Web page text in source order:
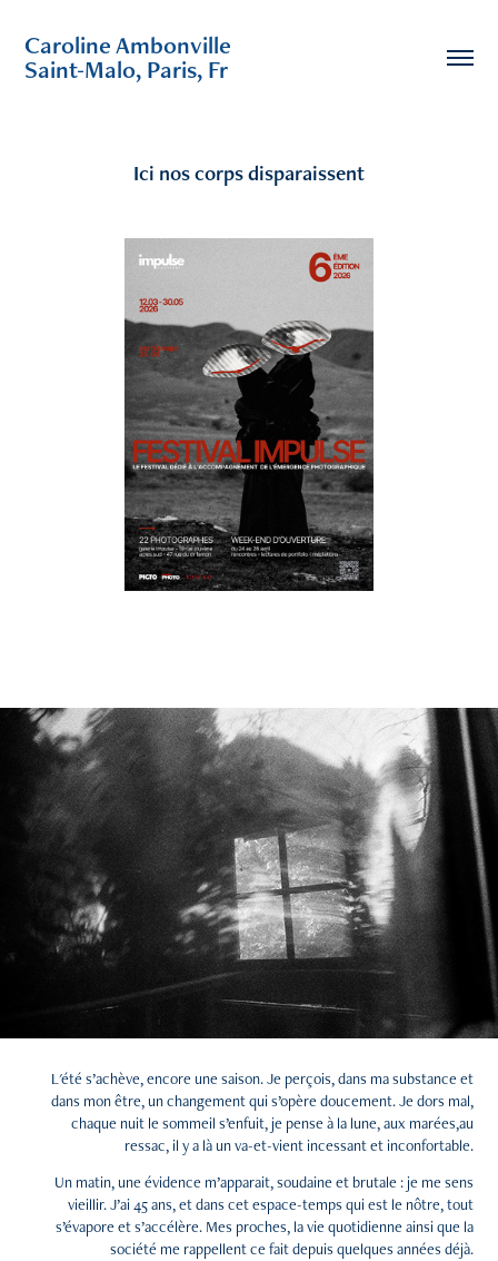
Caroline Ambonville
Saint-Malo, Paris, Fr
Ici nos corps disparaissent
L'été s’achève, encore une saison. Je perçois, dans ma substance et
dans mon être, un changement qui s’opère doucement. Je dors mal,
chaque nuit le sommeil s’enfuit, je pense à la lune, aux marées,au
ressac, il y a là un va-et-vient incessant et inconfortable.
Un matin, une évidence m’apparait, soudaine et brutale : je me sens
vieillir. J’ai 45 ans, et dans cet espace-temps qui est le nôtre, tout
s’évapore et s’accélère. Mes proches, la vie quotidienne ainsi que la
société me rappellent ce fait depuis quelques années déjà.